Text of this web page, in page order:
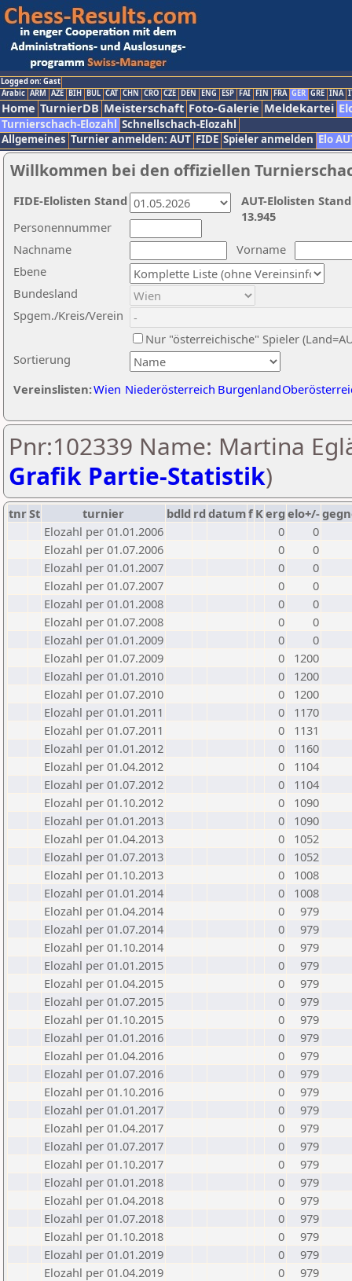
Logged on: Gast
Arabic ARM AZE BIH BUL CAT CHN CRO CZE DEN ENG ESP FAI FIN FRA GER GRE INA
Home TurnierDB Meisterschaft Foto-Galerie Meldekartei
Turnierschach-Elozahl Schnellschach-Elozahl
Allgemeines Turnier anmelden: AUT FIDE Spieler anmelden Elo
Willkommen bei den offiziellen
Nachname
Vorname
Ebene
Sortierung
Personennummer
Bundesland
Spgem./Kreis/Verein
Nur "österreichische" Spieler
Vereinslisten:Wien Niederösterreich Burgenland
AUT-Elolisten
13.945
FIDE-Elolisten Stand
Pnr:102339 Name: Martina
Grafik Partie-Statistik)
tnrSt turnier bdld rd datumf Kerg elo+/-
Elozahl per 01.01.2006
0
0
Elozahl per 01.07.2006
0
0
Elozahl per 01.01.2007
0
0
Elozahl per 01.07.2007
0
0
Elozahl per 01.01.2008
0
0
Elozahl per 01.07.2008
0
0
Elozahl per 01.01.2009
0
0
Elozahl per 01.07.2009
0
1200
Elozahl per 01.01.2010
0
1200
Elozahl per 01.07.2010
0
1200
Elozahl per 01.01.2011
0
1170
Elozahl per 01.07.2011
0
1131
Elozahl per 01.01.2012
0
1160
Elozahl per 01.04.2012
0
1104
Elozahl per 01.07.2012
0
1104
Elozahl per 01.10.2012
0
1090
Elozahl per 01.01.2013
0
1090
Elozahl per 01.04.2013
0
1052
Elozahl per 01.07.2013
0
1052
Elozahl per 01.10.2013
0
1008
Elozahl per 01.01.2014
0
1008
Elozahl per 01.04.2014
0
979
Elozahl per 01.07.2014
0
979
Elozahl per 01.10.2014
0
979
Elozahl per 01.01.2015
0
979
Elozahl per 01.04.2015
0
979
Elozahl per 01.07.2015
0
979
Elozahl per 01.10.2015
0
979
Elozahl per 01.01.2016
0
979
Elozahl per 01.04.2016
0
979
Elozahl per 01.07.2016
0
979
Elozahl per 01.10.2016
0
979
Elozahl per 01.01.2017
0
979
Elozahl per 01.04.2017
0
979
Elozahl per 01.07.2017
0
979
Elozahl per 01.10.2017
0
979
Elozahl per 01.01.2018
0
979
Elozahl per 01.04.2018
0
979
Elozahl per 01.07.2018
0
979
Elozahl per 01.10.2018
0
979
Elozahl per 01.01.2019
0
979
Elozahl per 01.04.2019
0
979